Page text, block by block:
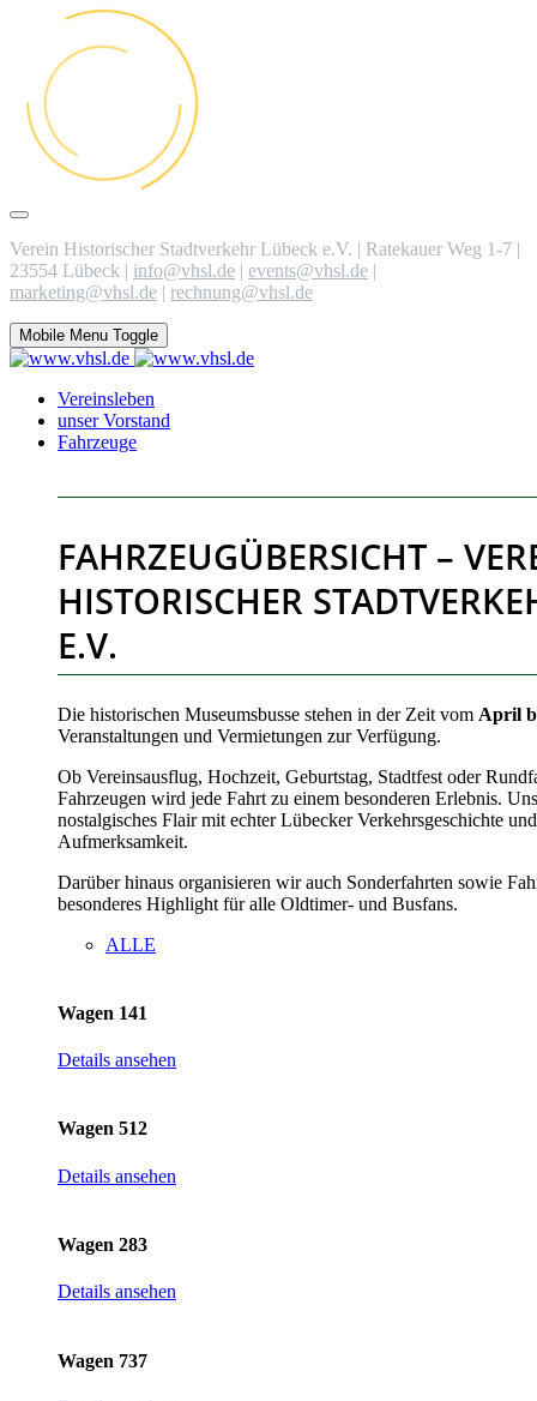
Verein Historischer Stadtverkehr Lübeck e.V. | Ratekauer Weg 1-7 |
23554 Lübeck | info@vhsl.de | events@vhsl.de |
marketing@vhsl.de | rechnung@vhsl.de
Mobile Menu Toggle
Vereinsleben
unser Vorstand
Fahrzeuge
FAHRZEUGÜBERSICHT –
HISTORISCHER
E.V.
Die historischen Museumsbusse stehen in der Zeit vom April
Veranstaltungen und Vermietungen zur Verfügung.
Ob Vereinsausflug, Hochzeit, Geburtstag, Stadtfest oder
Fahrzeugen wird jede Fahrt zu einem besonderen Erlebnis.
nostalgisches Flair mit echter Lübecker Verkehrsgeschichte
Aufmerksamkeit.
Darüber hinaus organisieren wir auch Sonderfahrten sowie
besonderes Highlight für alle Oldtimer- und Busfans.
ALLE
Wagen 141
Details ansehen
Wagen 512
Details ansehen
Wagen 283
Details ansehen
Wagen 737